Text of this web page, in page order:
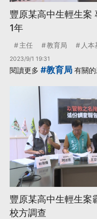
豐原某高中生輕生案
1年
主任 教育局 人本
2023/9/1 19:31
閱讀更多 #教育局 有關
豐原某高中生輕生案
校方調查